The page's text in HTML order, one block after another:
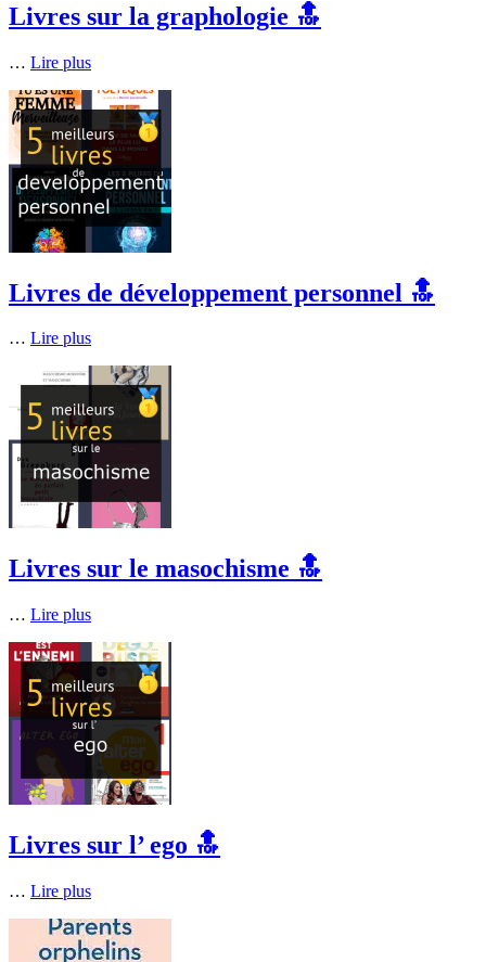
Livres sur la graphologie 🔝
… Lire plus
Livres de développement personnel 🔝
… Lire plus
Livres sur le masochisme 🔝
… Lire plus
Livres sur l’ ego 🔝
… Lire plus